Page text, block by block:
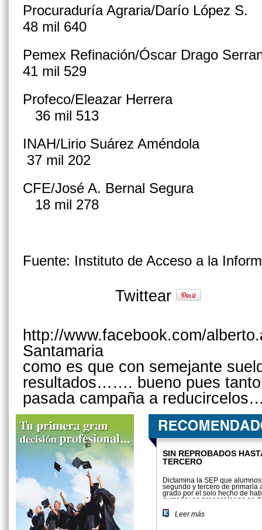
Procuraduría Agraria/Darío
48 mil 640
Pemex Refinación/Óscar
41 mil 529
Profeco/Eleazar
36 mil 513
INAH/Lirio Suárez
37 mil 202
CFE/José A. Bernal
18 mil 278
Fuente: Instituto de Acceso a la
Twittear
http://www.facebook.com/
Santamaria
como es que con semejante
resultados……. bueno pues
pasada campaña a
SIN REPROBADOS
TERCERO
Dictamina la SEP que
segundo y tercero de primaria
grado por el solo hecho de
cursado; en preescolar no se
Leer más